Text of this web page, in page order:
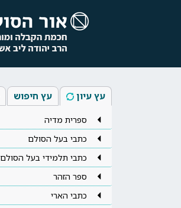
עץ עיון עץ חיפוש
ספרית מדיה
כתבי בעל הסולם
כתבי תלמידי בעל הסולם
ספר הזהר
כתבי הארי